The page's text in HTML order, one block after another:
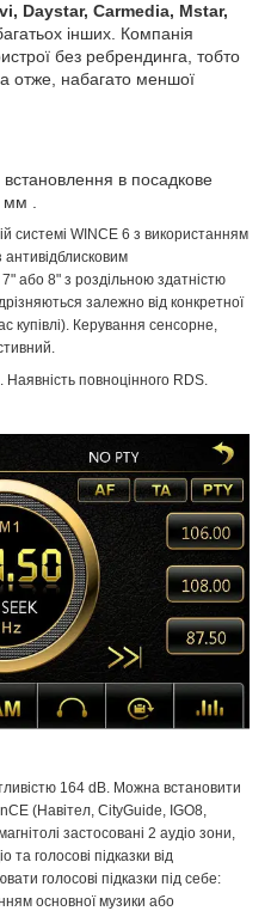
Daystar, Carmedia, Mstar,
інших. Компанія
без ребрендинга, тобто
отже, набагато меншої
в посадкове
мм .
системі WINCE 6 з використанням
або 8" з роздільною здатністю
залежно від конкретної
купівлі). Керування сенсорне,
повноцінного RDS.
164 dB. Можна встановити
(Навітел, CityGuide, IGO8,
застосовані 2 аудіо зони,
голосові підказки від
голосові підказки під себе:
основної музики або